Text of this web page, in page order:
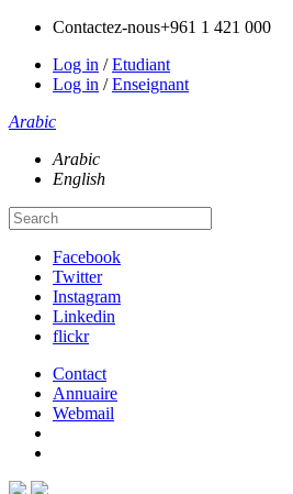
Contactez-nous+961 1 421 000
Log in /Etudiant
Log in /Enseignant
Arabic
Arabic
English
Facebook
Twitter
Instagram
Linkedin
flickr
Contact
Annuaire
Webmail